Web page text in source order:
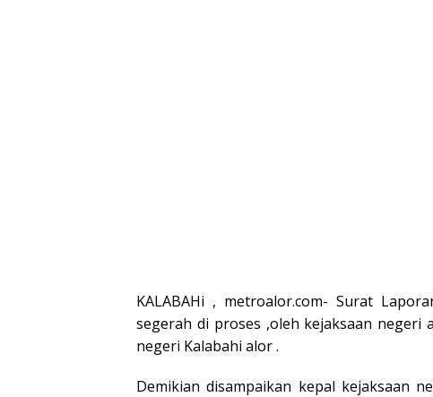
KALABAHi , metroalor.com- Surat
segerah di proses ,oleh kejaksaan negeri
negeri Kalabahi alor .
Demikian disampaikan kepal kejaksaan